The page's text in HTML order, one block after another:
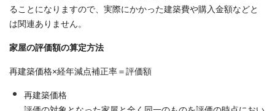
ることになりますので、実際にかかった建築費や購入金額などと
は関連ありません。
家屋の評価額の算定方法
再建築価格×経年減点補正率＝評価額
再建築価格